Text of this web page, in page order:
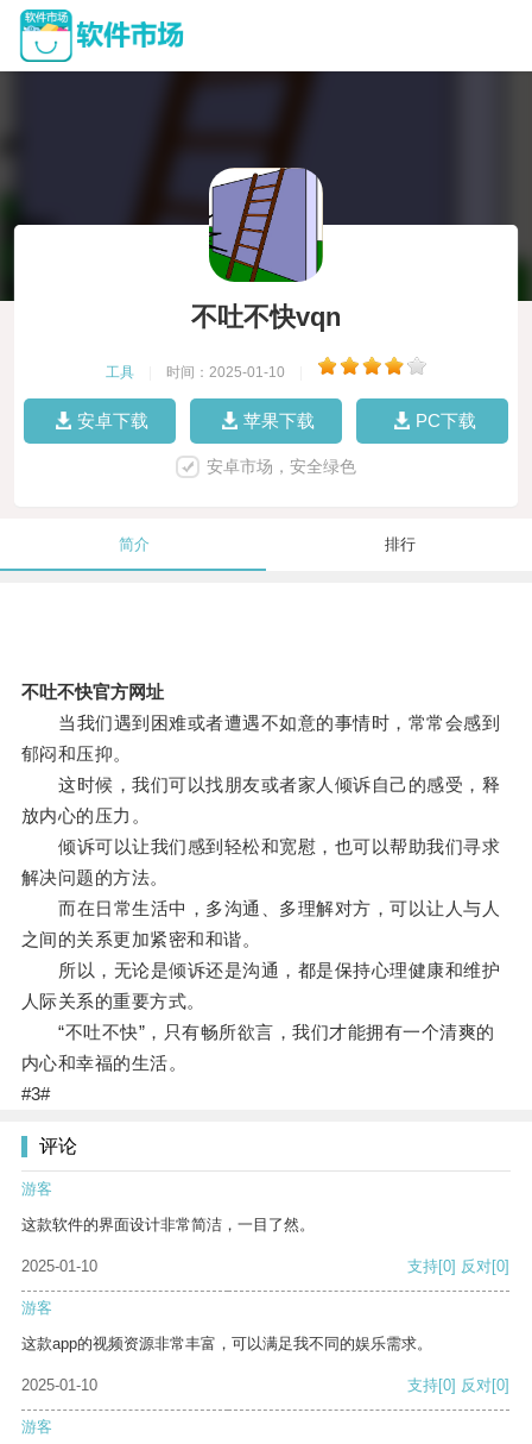
不吐不快vqn
工具 时间：2025-01-10
安卓下载 苹果下载 PC下载
安卓市场，安全绿色
简介 排行
不吐不快官方网址
当我们遇到困难或者遭遇不如意的事情时，常常会感到
郁闷和压抑。
这时候，我们可以找朋友或者家人倾诉自己的感受，释
放内心的压力。
倾诉可以让我们感到轻松和宽慰，也可以帮助我们寻求
解决问题的方法。
而在日常生活中，多沟通、多理解对方，可以让人与人
之间的关系更加紧密和和谐。
所以，无论是倾诉还是沟通，都是保持心理健康和维护
人际关系的重要方式。
“不吐不快”，只有畅所欲言，我们才能拥有一个清爽的
内心和幸福的生活。
#3#
评论
游客
这款软件的界面设计非常简洁，一目了然。
2025-01-10 支持[0] 反对[0]
游客
这款app的视频资源非常丰富，可以满足我不同的娱乐需求。
2025-01-10 支持[0] 反对[0]
游客